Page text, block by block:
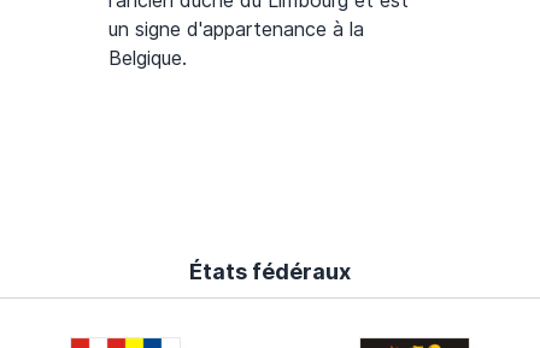
un signe d'appartenance à la
Belgique.
États fédéraux